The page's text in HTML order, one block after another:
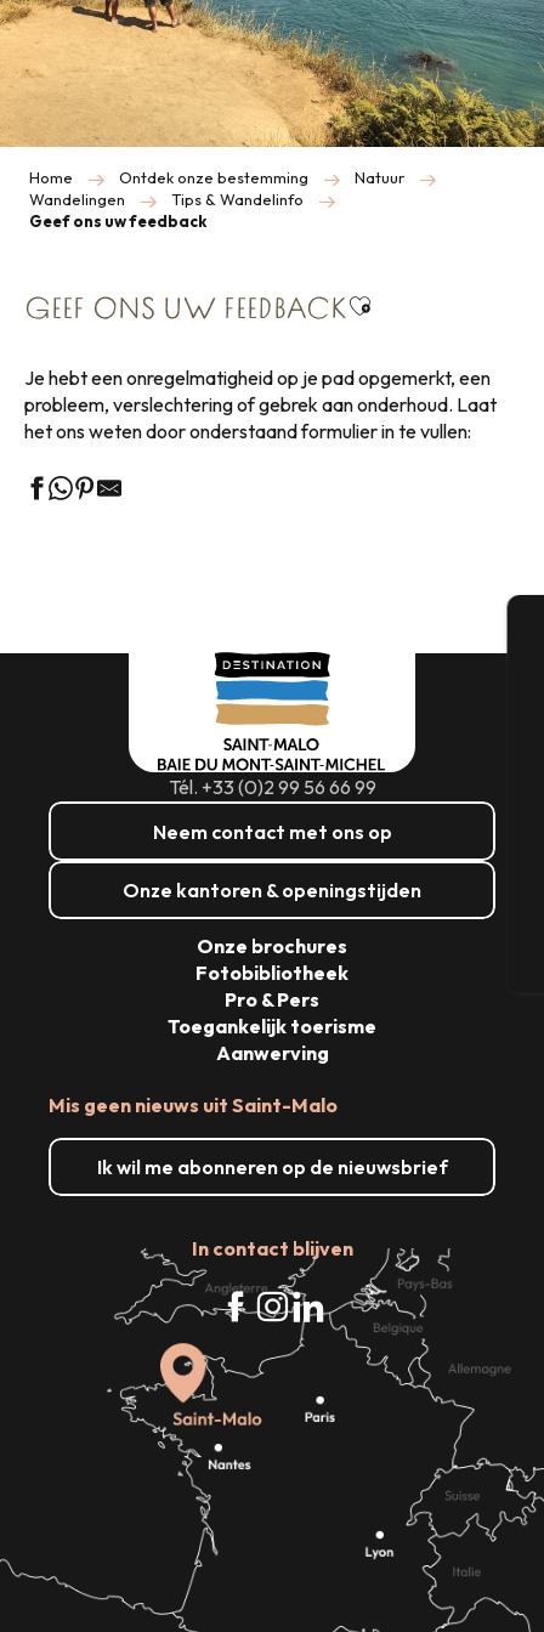
Home Ontdek onze bestemming
Natuur
Wandelingen
Tips & Wandelinfo
Geef ons uw feedback
GEEF ONS UW FEEDBACKAjouter aux
Je hebt een onregelmatigheid op je pad opgemerkt, een
probleem, verslechtering of gebrek aan onderhoud. Laat
het ons weten door onderstaand formulier in te vullen:
Tél. +33 (0)2 99 56 66 99
Neem contact met ons op
Onze kantoren & openingstijden
Mis geen nieuws uit Saint-Malo
Ik wil me abonneren op de nieuwsbrief
In contact blijven
Onze brochures
Fotobibliotheek
Pro & Pers
Toegankelijk toerisme
Aanwerving